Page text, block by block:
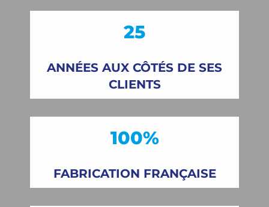
25
ANNÉES AUX CÔTÉS DE SES
CLIENTS
100%
FABRICATION FRANÇAISE